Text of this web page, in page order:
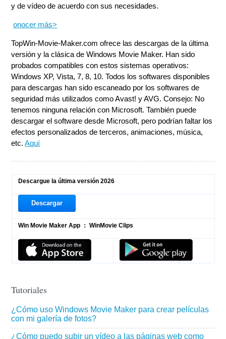
y de vídeo de acuerdo con sus necesidades.
onocer más>
TopWin-Movie-Maker.com ofrece las descargas de la última
versión y la clásica de Windows Movie Maker. Han sido
probados compatibles con estos sistemas operativos:
Windows XP, Vista, 7, 8, 10. Todos los softwares disponibles
para descargas han sidoescaneado por los softwares de
seguridad más utilizados como Avast! y AVG. Consejo: No
tenemos ninguna relación con Microsoft. También puede
descargar el software desde Microsoft, pero podrían faltar los
efectos personalizados de terceros, animaciones, música,
etc.Aquí
Descargue la última versión 2026
Descargar
Win Movie Maker App ： WinMovie Clips
Tutoriales
¿Cómo uso Windows Movie Maker para crear películas
con mi galería de fotos?
¿Cómo puedo subir un vídeo a las páginas web como